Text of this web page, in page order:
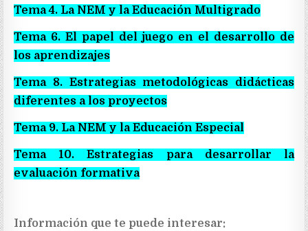
Tema 4. La NEM y la Educación Multigrado
Tema 6. El papel del juego en el desarrollo de
los aprendizajes
Tema 8. Estrategias metodológicas didácticas
diferentes a los proyectos
Tema 9. La NEM y la Educación Especial
Tema 10. Estrategias para desarrollar la
evaluación formativa
Información que te puede interesar: